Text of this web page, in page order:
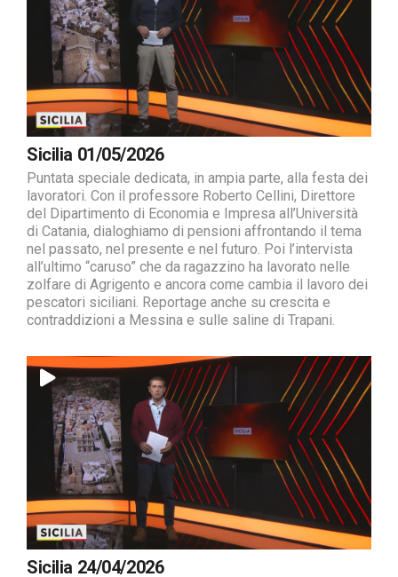
Sicilia 01/05/2026
Puntata speciale dedicata, in ampia parte, alla festa dei
lavoratori. Con il professore Roberto Cellini, Direttore
del Dipartimento di Economia e Impresa all’Università
di Catania, dialoghiamo di pensioni affrontando il tema
nel passato, nel presente e nel futuro. Poi l’intervista
all’ultimo “caruso” che da ragazzino ha lavorato nelle
zolfare di Agrigento e ancora come cambia il lavoro dei
pescatori siciliani. Reportage anche su crescita e
contraddizioni a Messina e sulle saline di Trapani.
Sicilia 24/04/2026